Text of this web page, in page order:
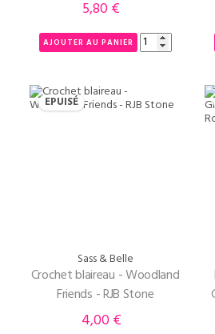
Prix
5,80 €
AJOUTER AU PANIER
EPUISÉ
Sass & Belle
Crochet blaireau - Woodland
Friends - RJB Stone
Prix
4,00 €